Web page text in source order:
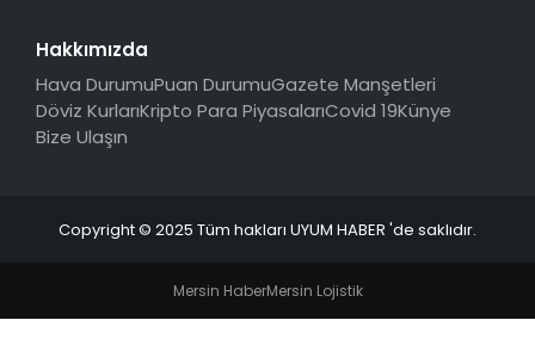
Hakkımızda
Hava DurumuPuan DurumuGazete Manşetleri
Döviz KurlarıKripto Para PiyasalarıCovid 19Künye
Bize Ulaşın
Copyright © 2025 Tüm hakları UYUM HABER 'de saklıdır.
Mersin HaberMersin Lojistik